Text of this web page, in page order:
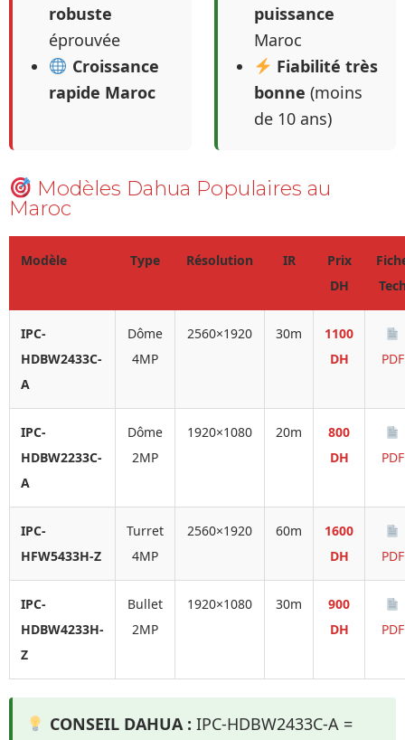
robuste
éprouvée
Croissance
rapide Maroc
puissance
Maroc
Fiabilité très
bonne (moins
de 10 ans)
Modèles Dahua Populaires au
Maroc
Modèle Type Résolution IR
Prix
DH
IPC-
HDBW2433C-
A
Dôme
4MP
2560×1920 30m
1100
DH
PDF
IPC-
HDBW2233C-
A
Dôme
2MP
1920×1080 20m
800
DH
PDF
IPC-
HFW5433H-Z
Turret
4MP
2560×1920 60m
1600
DH
PDF
IPC-
HDBW4233H-
Z
Bullet
2MP
1920×1080 30m
900
DH
PDF
CONSEIL DAHUA : IPC-HDBW2433C-A =